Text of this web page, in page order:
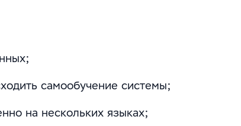
самообучение системы;
на нескольких языках;